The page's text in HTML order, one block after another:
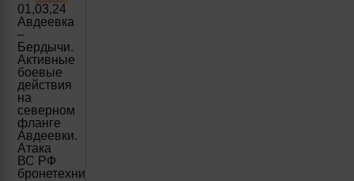
01,03,24
Авдеевка
–
Бердычи.
Активные
боевые
действия
на
северном
фланге
Авдеевки.
Атака
ВС РФ
бронетехникой